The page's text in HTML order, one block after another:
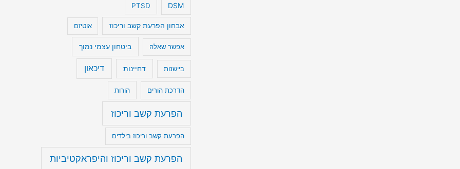
DSM
PTSD
אבחון הפרעת קשב וריכוז אוטיזם
אפשר שאלה ביטחון עצמי נמוך
ביישנות דחיינות דיכאון
הדרכת הורים הורות
הפרעת קשב וריכוז
הפרעת קשב וריכוז בילדים
הפרעת קשב וריכוז והיפראקטיביות